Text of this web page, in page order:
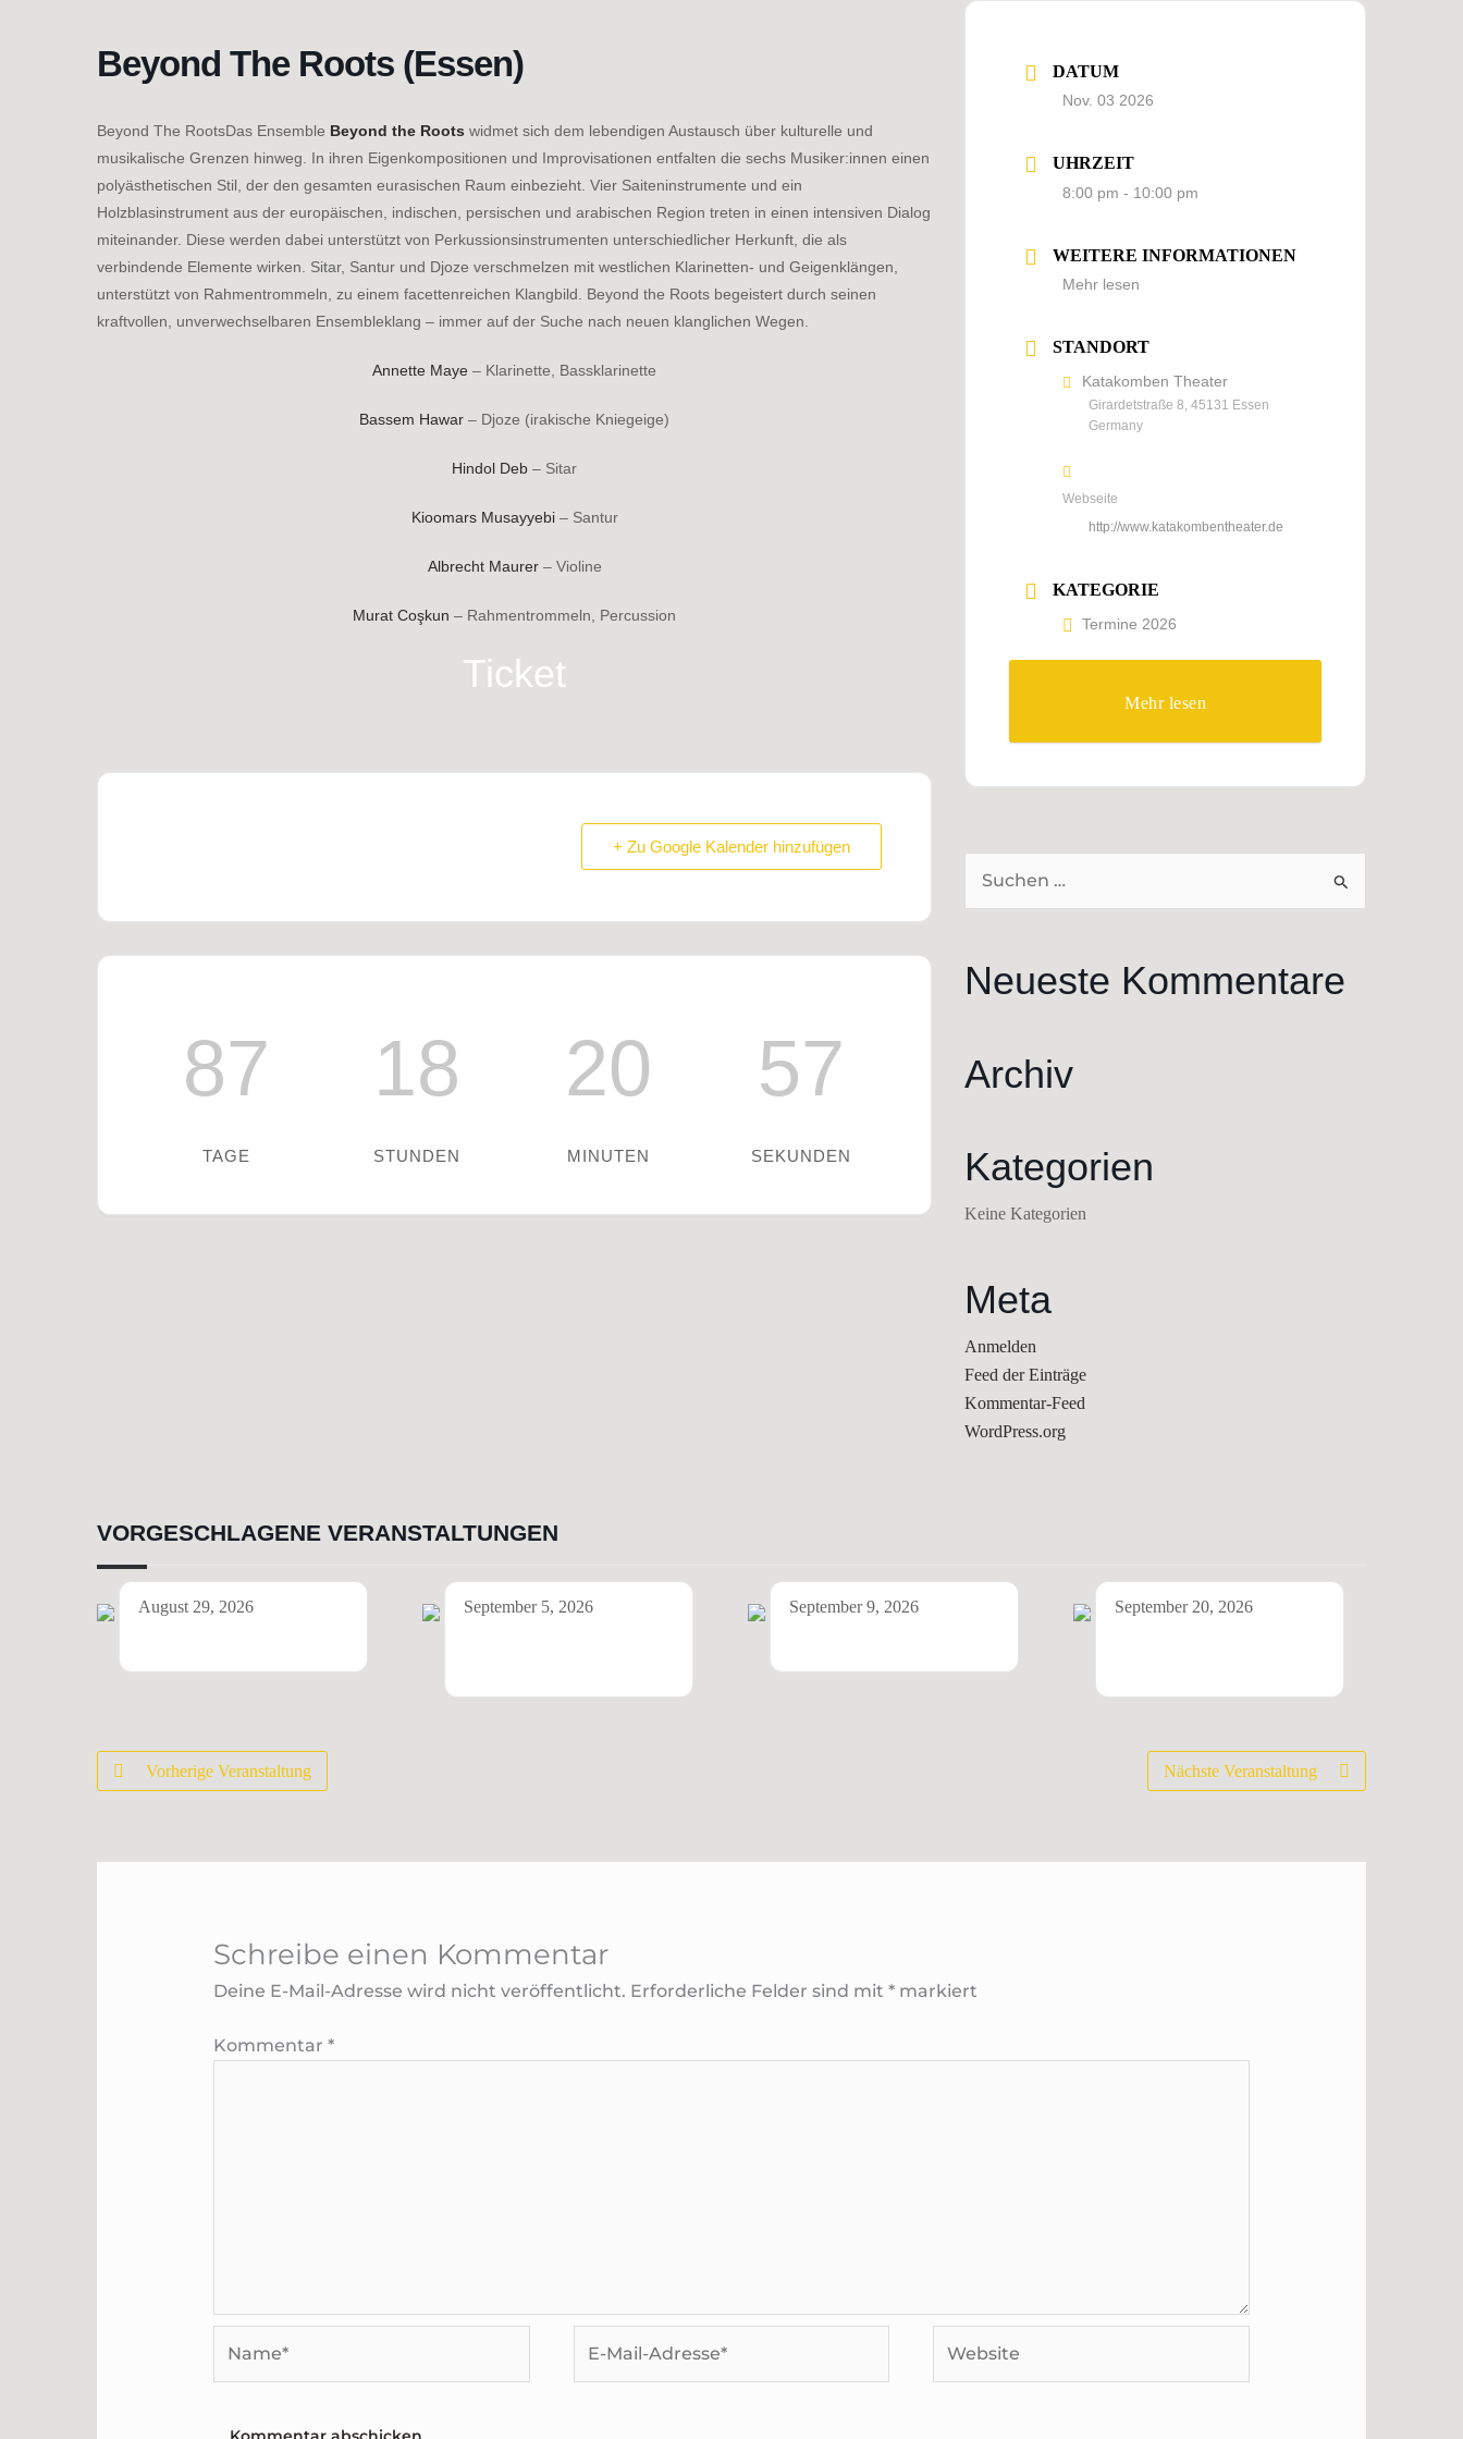
Beyond The Roots (Essen)
Beyond The RootsDas Ensemble Beyond the Roots widmet sich dem lebendigen Austausch über kulturelle und
musikalische Grenzen hinweg. In ihren Eigenkompositionen und Improvisationen entfalten die sechs Musiker:innen einen
polyästhetischen Stil, der den gesamten eurasischen Raum einbezieht. Vier Saiteninstrumente und ein
Holzblasinstrument aus der europäischen, indischen, persischen und arabischen Region treten in einen intensiven Dialog
miteinander. Diese werden dabei unterstützt von Perkussionsinstrumenten unterschiedlicher Herkunft, die als
verbindende Elemente wirken. Sitar, Santur und Djoze verschmelzen mit westlichen Klarinetten- und Geigenklängen,
unterstützt von Rahmentrommeln, zu einem facettenreichen Klangbild. Beyond the Roots begeistert durch seinen
kraftvollen, unverwechselbaren Ensembleklang – immer auf der Suche nach neuen klanglichen Wegen.
Annette Maye – Klarinette, Bassklarinette
Bassem Hawar – Djoze (irakische Kniegeige)
Hindol Deb – Sitar
Kioomars Musayyebi– Santur
Albrecht Maurer– Violine
Murat Coşkun – Rahmentrommeln, Percussion
Ticket
+ Zu Google Kalender hinzufügen
87
TAGE
18
STUNDEN
20
MINUTEN
56
SEKUNDEN
DATUM
Nov. 03 2026
UHRZEIT
8:00 pm - 10:00 pm
WEITERE INFORMATIONEN
Mehr lesen
STANDORT
Katakomben Theater
Girardetstraße 8, 45131 Essen
Germany
Webseite
http://www.katakombentheater.de
KATEGORIE
Termine 2026
Mehr lesen
Suchen
nach:
Neueste Kommentare
Archiv
Kategorien
Keine Kategorien
Meta
Anmelden
Feed der Einträge
Kommentar-Feed
WordPress.org
VORGESCHLAGENE VERANSTALTUNGEN
August 29, 2026
September 5, 2026
September 9, 2026
September 20, 2026
Vorherige Veranstaltung Nächste Veranstaltung
Schreibe einen Kommentar
Deine E-Mail-Adresse wird nicht veröffentlicht. Erforderliche Felder sind mit *markiert
Kommentar *